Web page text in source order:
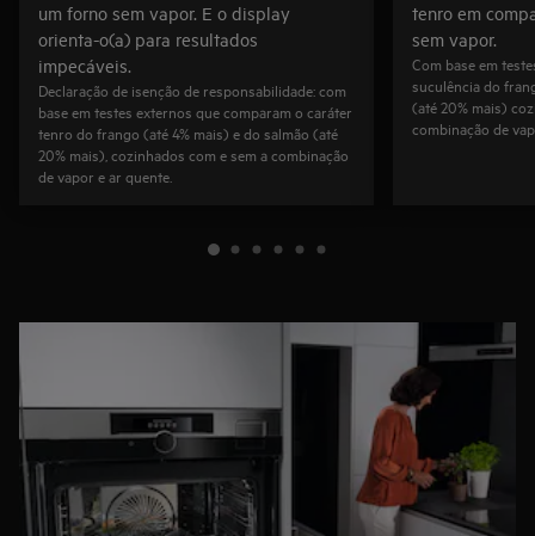
um forno sem vapor. E o display
orienta-o(a) para resultados
impecáveis.
Declaração de isenção de responsabilidade: com
base em testes externos que comparam o caráter
tenro do frango (até 4% mais) e do salmão (até
20% mais), cozinhados com e sem a combinação
de vapor e ar quente.
tenro em
sem vapor.
Com base em
suculência do
(até 20% mais)
combinação de